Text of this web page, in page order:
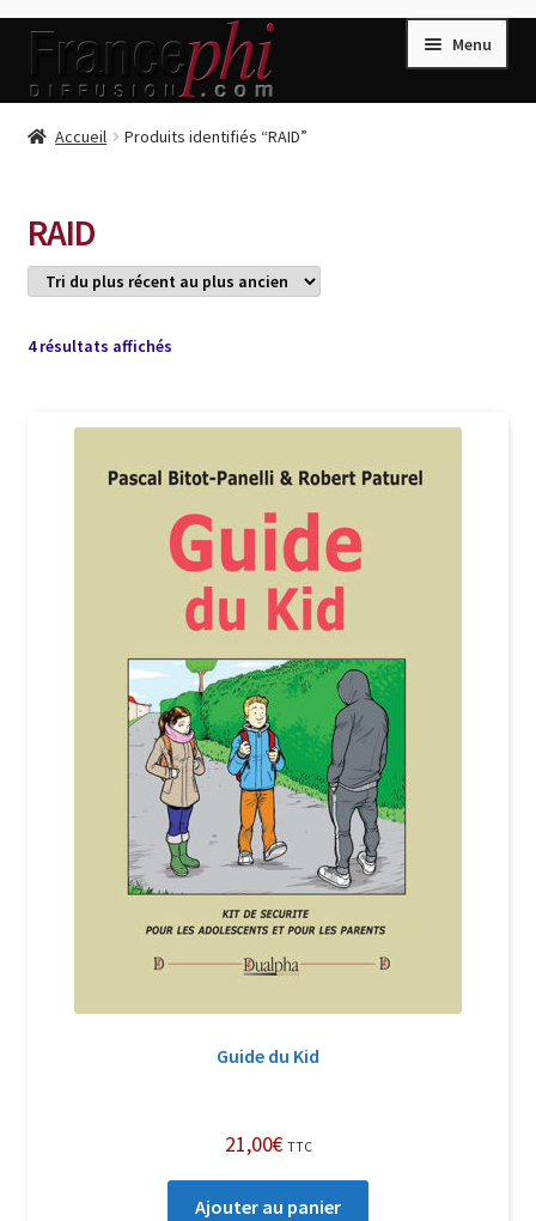
Aller
la
Aller
contenu
Menu
Accueil
Conditions de Vente
Connection
Listes d’Envies
Livres de Peter Randa
Livres de Philippe Randa
Login Customizer
Nous Contacter
Politique de confidentialité et cookies
Qui sommes-nous ?
Soutien à Philippe Randa
Suivi de la Commande
Accueil Produits identifiés “RAID”
RAID
4 résultats affichésTrié
récent
plus
Guide du Kid
21,00€ TTC
Ajouter au panier